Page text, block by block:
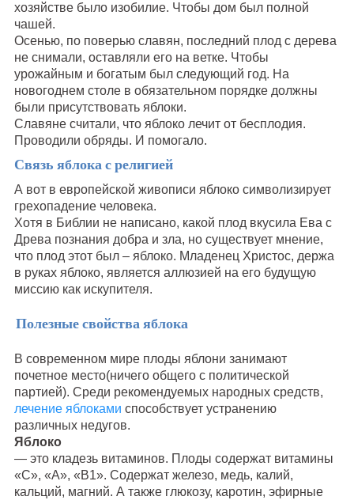
хозяйстве было изобилие. Чтобы дом был полной
чашей.
Осенью, по поверью славян, последний плод с дерева
не снимали, оставляли его на ветке. Чтобы
урожайным и богатым был следующий год. На
новогоднем столе в обязательном порядке должны
были присутствовать яблоки.
Славяне считали, что яблоко лечит от бесплодия.
Проводили обряды. И помогало.
Связь яблока с религией
А вот в европейской живописи яблоко символизирует
грехопадение человека.
Хотя в Библии не написано, какой плод вкусила Ева с
Древа познания добра и зла, но существует мнение,
что плод этот был – яблоко. Младенец Христос, держа
в руках яблоко, является аллюзией на его будущую
миссию как искупителя.
Полезные свойства яблока
В современном мире плоды яблони занимают
почетное место(ничего общего с политической
партией). Среди рекомендуемых народных средств,
лечение яблоками способствует устранению
различных недугов.
Яблоко
— это кладезь витаминов. Плоды содержат витамины
«С», «А», «В1». Содержат железо, медь, калий,
кальций, магний. А также глюкозу, каротин, эфирные